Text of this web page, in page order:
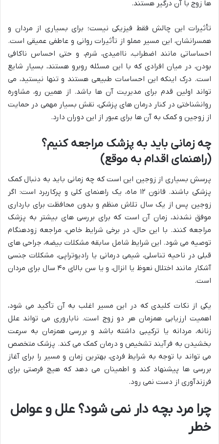
ها زوج با آن درگیر هستند.
تأثیرات این چالش فقط فیزیکی نیست؛ برای بسیاری از مردان و
همسرانشان، این مسیر مملو از تأثیرات روانی و عاطفی عمیقی است.
احساساتی مانند اضطراب، ناامیدی، شرم، و حتی احساس ناکافی
بودن، در میان افرادی که با این مسئله روبرو هستند، بسیار شایع
است. درک اینکه این احساسات طبیعی هستند و تنها نیستید، می
تواند اولین قدم برای مدیریت آن ها باشد. از همین رو، مشاوره
روانشناختی در کنار درمان های پزشکی، نقش بسیار مهمی در حمایت
از زوجین و کمک به آن ها برای عبور از این دوران دارد.
چه زمانی باید به پزشک مراجعه کنیم؟
(راهنمای اقدام به موقع)
پرسش بسیاری از زوجین این است که چه زمانی باید به دنبال کمک
پزشکی باشند. قانون ۱۲ ماه، یک راهنمای کلی و پرکاربرد است: اگر
زوجین پس از یک سال تلاش منظم و بدون محافظت برای بارداری
موفق نشدند، زمان آن است که برای بررسی های بیشتر به پزشک
مراجعه کنند. با این حال، در برخی شرایط خاص، مراجعه زودهنگام
توصیه می شود. این شرایط شامل سابقه مشکلات بیضه، جراحی های
قبلی در ناحیه تناسلی، شیمی درمانی یا رادیوتراپی، مشکلات جنسی
آشکار مانند اختلال نعوظ یا انزال، و یا سن بالای ۴۰ سال برای مردان
است.
یکی از نکات کلیدی که در این مسیر اغلب به آن تأکید می شود،
اهمیت ارزیابی همزمان هر دو زوج است. ناباروری می تواند علل
زنانه، مردانه یا ترکیبی داشته باشد و بررسی همزمان به سرعت
بخشیدن به فرآیند تشخیص و درمان کمک می کند. پزشک متخصص
می تواند با توجه به شرایط فردی، بهترین زمان و مسیر را برای آغاز
بررسی ها پیشنهاد کند و اطمینان می دهد که هیچ فرصتی برای
فرزندآوری از دست نمی رود.
چرا مرد بچه دار نمی شود؟ علل و عوامل
خطر